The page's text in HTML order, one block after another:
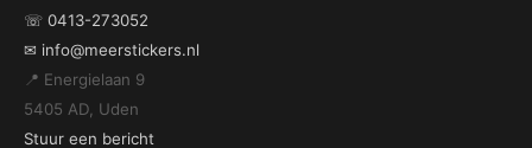
☏ 0413-273052
✉ info@meerstickers.nl
📍 Energielaan 9
5405 AD, Uden
Stuur een bericht